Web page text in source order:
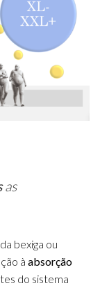
as
bexiga ou
à absorção
do sistema